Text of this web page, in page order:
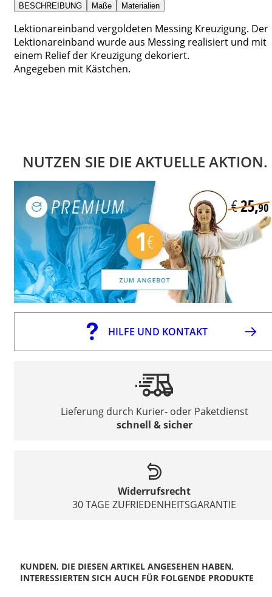
BESCHREIBUNG Maße Materialien
Lektionareinband vergoldeten Messing Kreuzigung. Der
Lektionareinband wurde aus Messing realisiert und mit
einem Relief der Kreuzigung dekoriert.
Angegeben mit Kästchen.
NUTZEN SIE DIE AKTUELLE AKTION.
HILFE UND KONTAKT
Lieferung durch Kurier- oder Paketdienst
schnell & sicher
Widerrufsrecht
30 TAGE ZUFRIEDENHEITSGARANTIE
KUNDEN, DIE DIESEN ARTIKEL ANGESEHEN HABEN,
INTERESSIERTEN SICH AUCH FÜR FOLGENDE PRODUKTE